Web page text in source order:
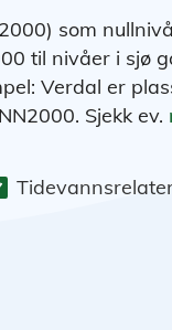
som
til nivåer i sjø
Verdal er
Sjekk ev.